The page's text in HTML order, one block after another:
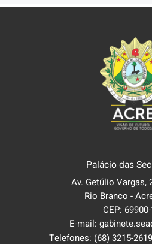
Palácio das
Av. Getúlio Vargas,
Rio Branco -
CEP:
E-mail:
Telefones: (68) 3215-2619